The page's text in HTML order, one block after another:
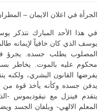
الجرأة في اعلان الايمان –
في هذا الأحد المبارك نتذكر
يوسف الذي كان خافياً لإيمانه
المصلوب يطلب جسده. يجرؤ
محكوم عليه بالموت. يخاطر
يفرضها القانون البشري، ولكنه
يدفن جسده وكأنه يأخذ قوة من
يتقدم فينزل مع نيقوديموس -
المعلم الالهي- ويلفان الجسد